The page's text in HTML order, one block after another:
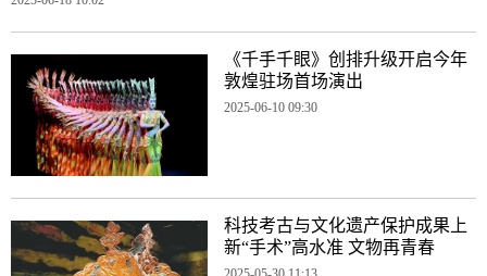
《千手千眼》创排升级开启今年
敦煌驻场首场演出
2025-06-10 09:30
科技考古与文化遗产保护成果上
新“手术”高水准 文物再青春